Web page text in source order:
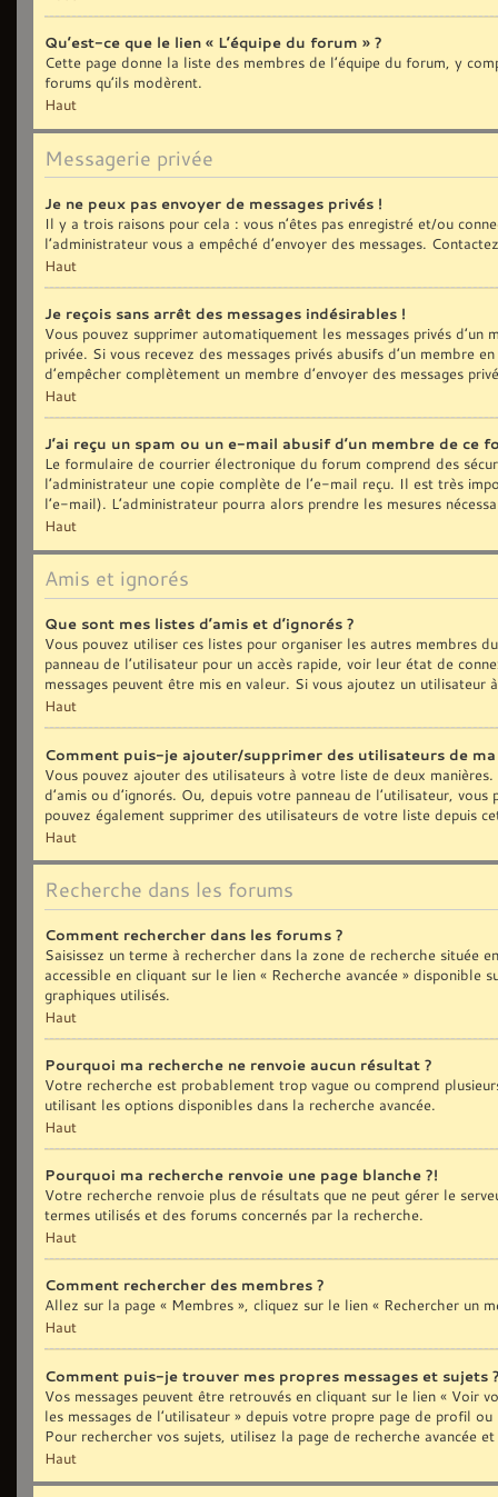
Qu’est-ce que le lien « L’équipe du forum » ?
Cette page donne la liste des membres de l’équipe du forum, y
forums qu’ils modèrent.
Haut
Messagerie privée
Je ne peux pas envoyer de messages privés !
Il y a trois raisons pour cela : vous n’êtes pas enregistré et/ou
l’administrateur vous a empêché d’envoyer des messages.
Haut
Je reçois sans arrêt des messages indésirables !
Vous pouvez supprimer automatiquement les messages privés
privée. Si vous recevez des messages privés abusifs d’un
d’empêcher complètement un membre d’envoyer des messages
Haut
J’ai reçu un spam ou un e-mail abusif d’un membre de ce
Le formulaire de courrier électronique du forum comprend des
l’administrateur une copie complète de l’e-mail reçu. Il est très
l’e-mail). L’administrateur pourra alors prendre les mesures
Haut
Amis et ignorés
Que sont mes listes d’amis et d’ignorés ?
Vous pouvez utiliser ces listes pour organiser les autres membres
panneau de l’utilisateur pour un accès rapide, voir leur état de
messages peuvent être mis en valeur. Si vous ajoutez un
Haut
Comment puis-je ajouter/supprimer des utilisateurs de ma
Vous pouvez ajouter des utilisateurs à votre liste de deux
d’amis ou d’ignorés. Ou, depuis votre panneau de l’utilisateur,
pouvez également supprimer des utilisateurs de votre liste depuis
Haut
Recherche dans les forums
Comment rechercher dans les forums ?
Saisissez un terme à rechercher dans la zone de recherche située
accessible en cliquant sur le lien « Recherche avancée » disponible
graphiques utilisés.
Haut
Pourquoi ma recherche ne renvoie aucun résultat ?
Votre recherche est probablement trop vague ou comprend
utilisant les options disponibles dans la recherche avancée.
Haut
Pourquoi ma recherche renvoie une page blanche ?!
Votre recherche renvoie plus de résultats que ne peut gérer le
termes utilisés et des forums concernés par la recherche.
Haut
Comment rechercher des membres ?
Allez sur la page « Membres », cliquez sur le lien « Rechercher un
Haut
Comment puis-je trouver mes propres messages et sujets
Vos messages peuvent être retrouvés en cliquant sur le lien « Voir
les messages de l’utilisateur » depuis votre propre page de profil
Pour rechercher vos sujets, utilisez la page de recherche avancée
Haut